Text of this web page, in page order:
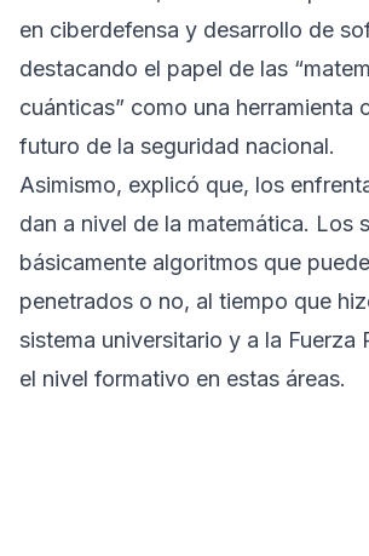
en ciberdefensa y desarrollo de
destacando el papel de las
cuánticas” como una herramienta
futuro de la seguridad nacional.
Asimismo, explicó que, los
dan a nivel de la matemática. Los
básicamente algoritmos que
penetrados o no, al tiempo que
sistema universitario y a la Fuerza
el nivel formativo en estas áreas.